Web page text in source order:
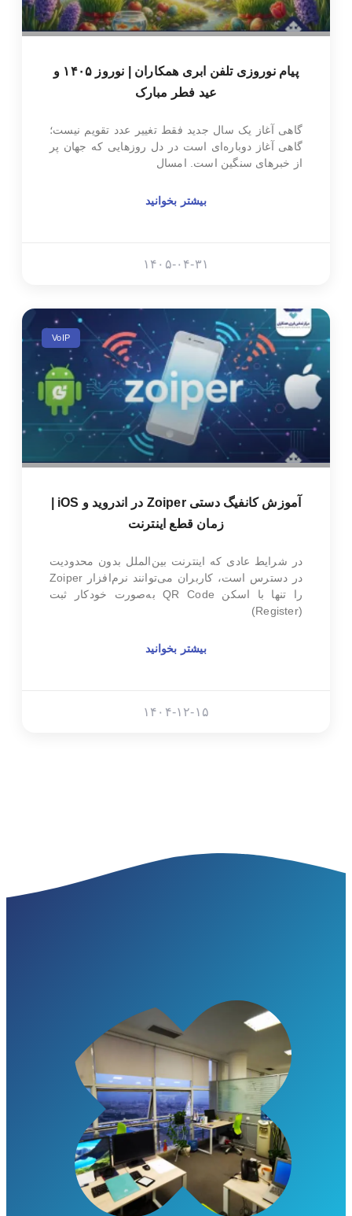
پیام نوروزی تلفن ابری همکاران | نوروز ۱۴۰۵ و
عید فطر مبارک
گاهی آغاز یک سال جدید فقط تغییر عدد تقویم نیست؛
گاهی آغاز دوباره‌ای است در دل روزهایی که جهان پر
از خبرهای سنگین است. امسال
بیشتر بخوانید
۱۴۰۵-۰۴-۳۱
VoIP
زمان قطع اینترنت
در شرایط عادی که اینترنت بین‌الملل بدون محدودیت
در دسترس است، کاربران می‌توانند نرم‌افزار Zoiper
را تنها با اسکن QR Code به‌صورت خودکار ثبت
(Register)
بیشتر بخوانید
۱۴۰۴-۱۲-۱۵